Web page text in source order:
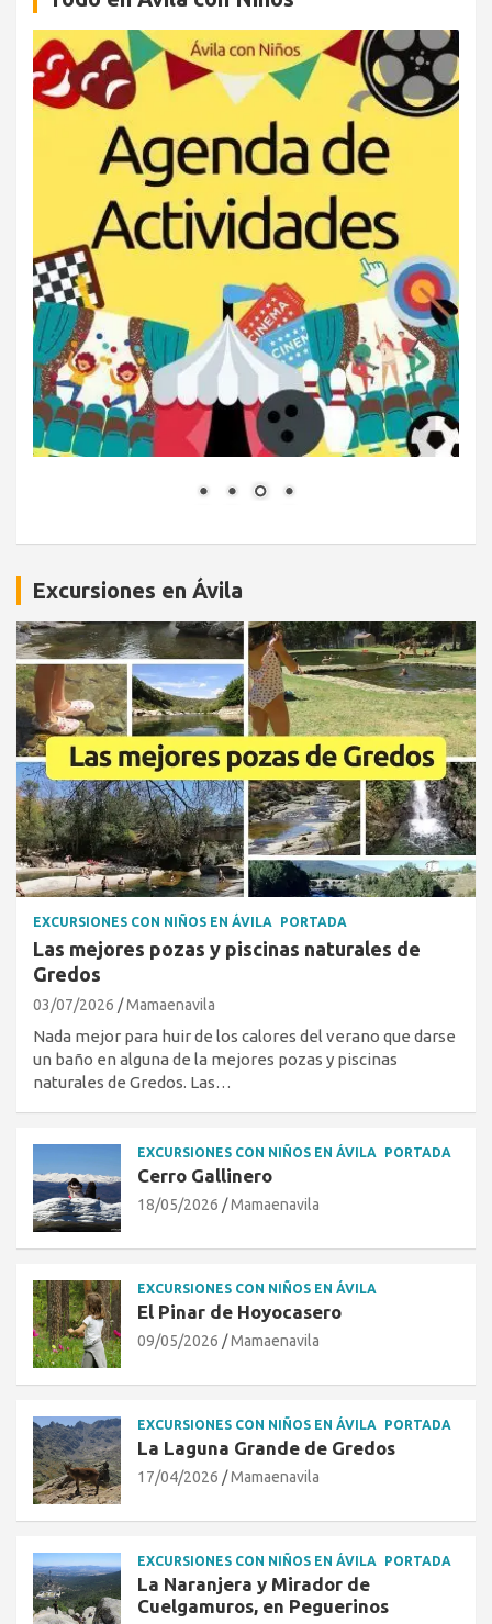
Excursiones en Ávila
EXCURSIONES CON NIÑOS EN ÁVILA PORTADA
Las mejores pozas y piscinas naturales de
Gredos
03/07/2026 Mamaenavila
Nada mejor para huir de los calores del verano que darse
un baño en alguna de la mejores pozas y piscinas
naturales de Gredos. Las…
EXCURSIONES CON NIÑOS EN ÁVILA PORTADA
Cerro Gallinero
18/05/2026 Mamaenavila
EXCURSIONES CON NIÑOS EN ÁVILA
El Pinar de Hoyocasero
09/05/2026 Mamaenavila
EXCURSIONES CON NIÑOS EN ÁVILA PORTADA
La Laguna Grande de Gredos
17/04/2026 Mamaenavila
EXCURSIONES CON NIÑOS EN ÁVILA PORTADA
La Naranjera y Mirador de
Cuelgamuros, en Peguerinos